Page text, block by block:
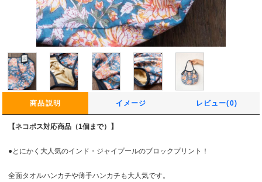
商品説明 イメージ レビュー(0)
【ネコポス対応商品（1個まで）】
●とにかく大人気のインド・ジャイプールのブロックプリント！
全面タオルハンカチや薄手ハンカチも大人気です。